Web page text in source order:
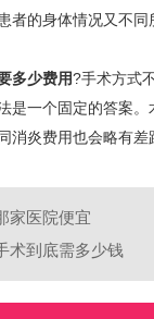
者的身体情况又不同
多少费用?手术方式
是一个固定的答案
消炎费用也会略有差
家医院便宜
术到底需多少钱